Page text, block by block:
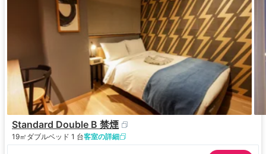
Standard Double B 禁煙
19㎡ ダブルベッド 1 台客室の詳細